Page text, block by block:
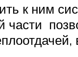
к ним